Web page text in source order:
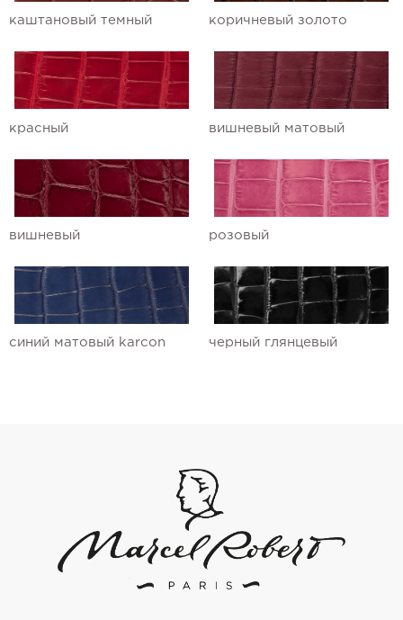
каштановый темный коричневый золото
красный вишневый матовый
вишневый розовый
синий матовый karcon черный глянцевый